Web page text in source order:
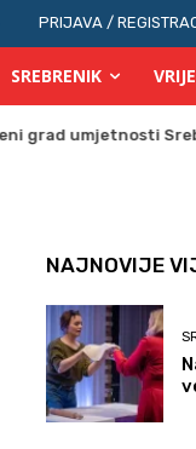
PRIJAVA /
SREBRENIK
NAJNOVIJE